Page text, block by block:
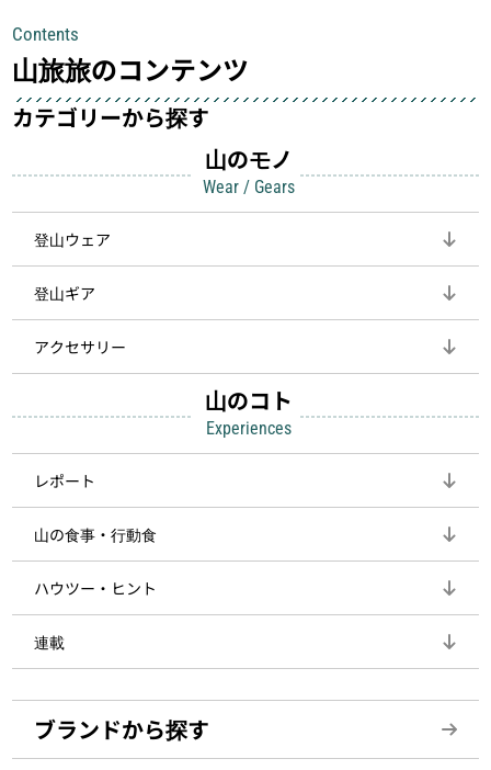
して安全にしてくれます
Contents
山旅旅のコンテンツ
カテゴリーから探す
山のモノ
Wear / Gears
登山ウェア
登山ギア
アクセサリー
山のコト
Experiences
レポート
山の食事・行動食
ハウツー・ヒント
連載
ブランドから探す